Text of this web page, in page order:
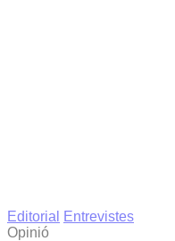
Editorial
Entrevistes
Opinió